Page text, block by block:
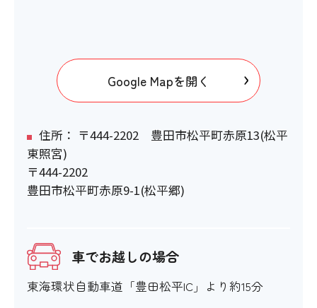
×
×
施設内部の段差
設備
Google Mapを開く
住所： 〒444-2202 豊田市松平町赤原13(松平
東照宮)
〒444-2202
豊田市松平町赤原9-1(松平郷)
車でお越しの場合
東海環状自動車道「豊田松平IC」より約15分